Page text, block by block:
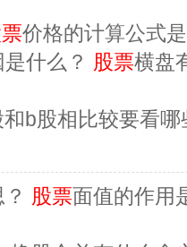
价格的计算公式
什么？ 股票横盘
b股相比较要看哪
股票面值的作用